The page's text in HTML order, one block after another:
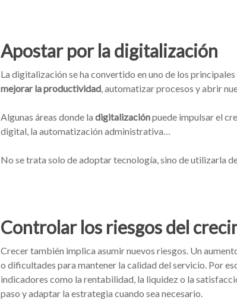
Apostar por la digitalización
La digitalización se ha convertido en uno de los
mejorar la productividad, automatizar procesos y abrir
Algunas áreas donde la digitalizaciónpuede impulsar el
digital, la automatización administrativa…
No se trata solo de adoptar tecnología, sino de utilizarla
Controlar los riesgos del
Crecer también implica asumir nuevos riesgos. Un
o dificultades para mantener la calidad del servicio. Por
indicadores como la rentabilidad, la liquidez o la
paso y adaptar la estrategia cuando sea necesario.